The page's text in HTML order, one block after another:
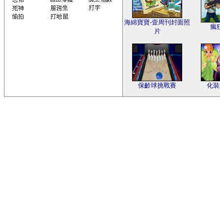
海綿寶寶-壹周刊封面照
片
瘋
保齡球挑戰賽 化